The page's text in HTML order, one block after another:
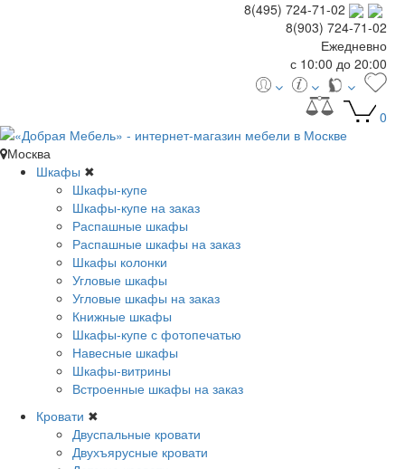
8(495) 724-71-02
8(903) 724-71-02
Ежедневно
с 10:00 до 20:00
0
Москва
Шкафы ✖
Шкафы-купе
Шкафы-купе на заказ
Распашные шкафы
Распашные шкафы на заказ
Шкафы колонки
Угловые шкафы
Угловые шкафы на заказ
Книжные шкафы
Шкафы-купе с фотопечатью
Навесные шкафы
Шкафы-витрины
Встроенные шкафы на заказ
Кровати ✖
Двуспальные кровати
Двухъярусные кровати